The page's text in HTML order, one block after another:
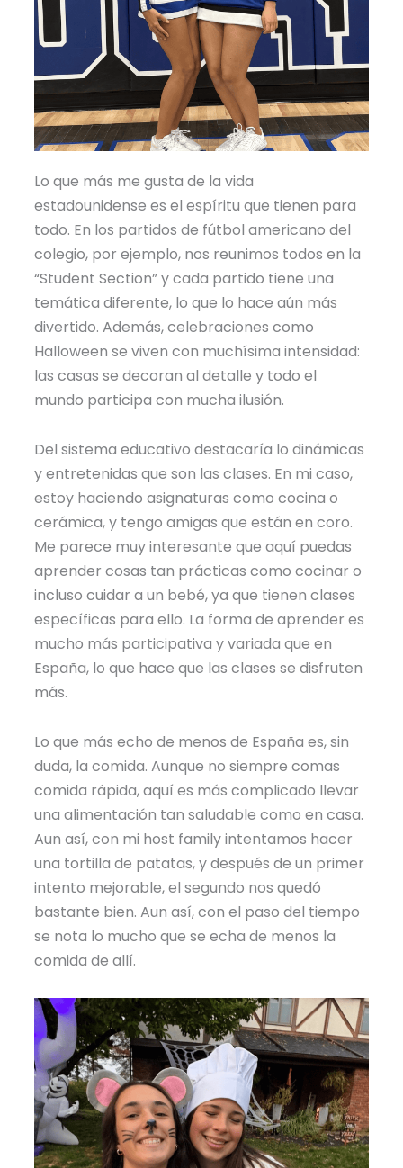
Lo que más me gusta de la vida
estadounidense es el espíritu que tienen para
todo. En los partidos de fútbol americano del
colegio, por ejemplo, nos reunimos todos en la
“Student Section” y cada partido tiene una
temática diferente, lo que lo hace aún más
divertido. Además, celebraciones como
Halloween se viven con muchísima intensidad:
las casas se decoran al detalle y todo el
mundo participa con mucha ilusión.
Del sistema educativo destacaría lo dinámicas
y entretenidas que son las clases. En mi caso,
estoy haciendo asignaturas como cocina o
cerámica, y tengo amigas que están en coro.
Me parece muy interesante que aquí puedas
aprender cosas tan prácticas como cocinar o
incluso cuidar a un bebé, ya que tienen clases
específicas para ello. La forma de aprender es
mucho más participativa y variada que en
España, lo que hace que las clases se disfruten
más.
Lo que más echo de menos de España es, sin
duda, la comida. Aunque no siempre comas
comida rápida, aquí es más complicado llevar
una alimentación tan saludable como en casa.
Aun así, con mi host family intentamos hacer
una tortilla de patatas, y después de un primer
intento mejorable, el segundo nos quedó
bastante bien. Aun así, con el paso del tiempo
se nota lo mucho que se echa de menos la
comida de allí.